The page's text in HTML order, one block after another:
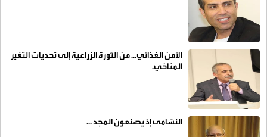
الأمن الغذائي... من الثورة الزراعية إلى تحديات التغير
المناخي.
النشامى إذ يصنعون المجد ...